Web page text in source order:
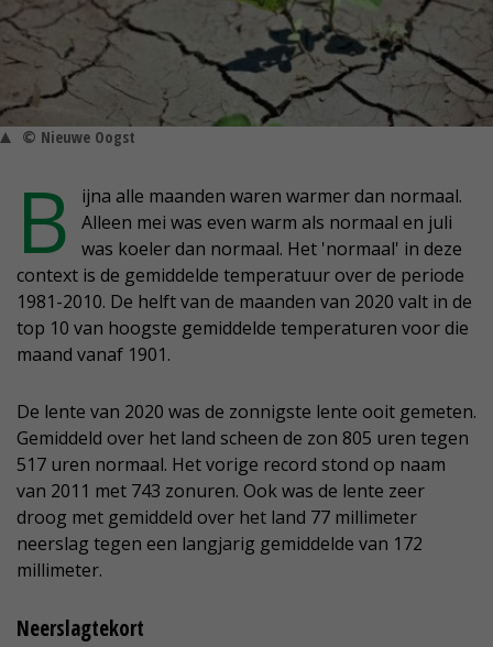
© Nieuwe Oogst
B
ijna alle maanden waren warmer dan normaal.
Alleen mei was even warm als normaal en juli
was koeler dan normaal. Het 'normaal' in deze
context is de gemiddelde temperatuur over de periode
1981-2010. De helft van de maanden van 2020 valt in de
top 10 van hoogste gemiddelde temperaturen voor die
maand vanaf 1901.
De lente van 2020 was de zonnigste lente ooit gemeten.
Gemiddeld over het land scheen de zon 805 uren tegen
517 uren normaal. Het vorige record stond op naam
van 2011 met 743 zonuren. Ook was de lente zeer
droog met gemiddeld over het land 77 millimeter
neerslag tegen een langjarig gemiddelde van 172
millimeter.
Neerslagtekort